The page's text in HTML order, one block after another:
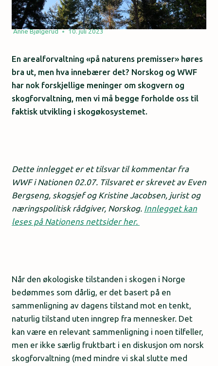
Anne Bjølgerud 10. juli 2023
En arealforvaltning «på naturens premisser» høres
bra ut, men hva innebærer det? Norskog og WWF
har nok forskjellige meninger om skogvern og
skogforvaltning, men vi må begge forholde oss til
faktisk utvikling i skogøkosystemet.
Dette innlegget er et tilsvar til kommentar fra
WWF i Nationen 02.07. Tilsvaret er skrevet av Even
Bergseng, skogsjef og Kristine Jacobsen, jurist og
næringspolitisk rådgiver, Norskog. Innlegget kan
leses på Nationens nettsider her.
Når den økologiske tilstanden i skogen i Norge
bedømmes som dårlig, er det basert på en
sammenligning av dagens tilstand mot en tenkt,
naturlig tilstand uten inngrep fra mennesker. Det
kan være en relevant sammenligning i noen tilfeller,
men er ikke særlig fruktbart i en diskusjon om norsk
skogforvaltning (med mindre vi skal slutte med